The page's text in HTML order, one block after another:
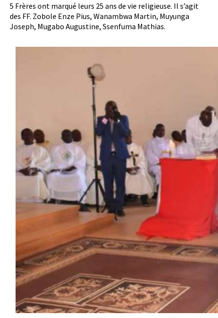
5 Frères ont marqué leurs 25 ans de vie religieuse. Il s’agit
des FF. Zobole Enze Pius, Wanambwa Martin, Muyunga
Joseph, Mugabo Augustine, Ssenfuma Mathias.